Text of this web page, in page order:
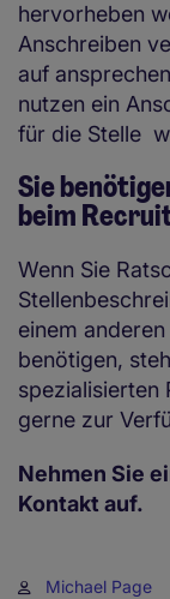
hervorheben
Anschreiben
auf
nutzen ein
für die Stelle
Sie
beim
Wenn Sie
einem
benötigen,
spezialisierten
gerne zur
Nehmen Sie
Kontakt auf.
Michael Page